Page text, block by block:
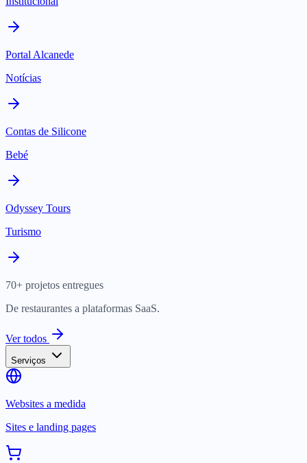
Portal Alcanede
Notícias
Contas de Silicone
Bebé
Odyssey Tours
Turismo
70+ projetos entregues
De restaurantes a plataformas SaaS.
Ver todos
Serviços
Websites a medida
Sites e landing pages